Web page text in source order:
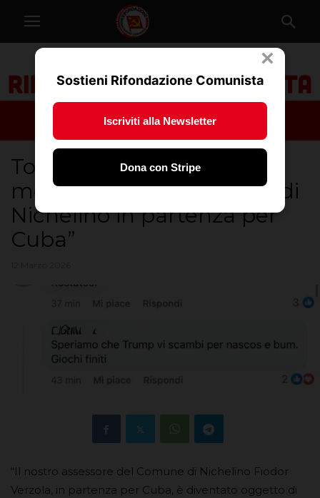
Torino, Prc: “minacce di
morte a nostro assessore di
Nichelino in partenza per
Cuba”
“Il nostro assessore del Comune di Nichelino Fiodor
Verzola, in partenza per Cuba, è diventato oggetto di
×
Sostieni Rifondazione Comunista
Iscriviti alla Newsletter
Dona con Stripe